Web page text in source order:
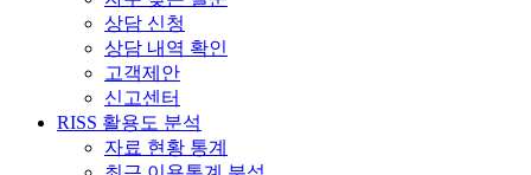
상담 신청
상담 내역 확인
고객제안
신고센터
RISS 활용도 분석
자료 현황 통계